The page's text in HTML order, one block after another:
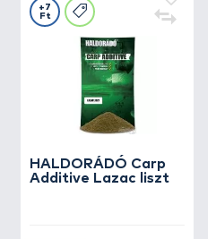
HALDORÁDÓ Carp
Additive Lazac liszt
+7
Ft